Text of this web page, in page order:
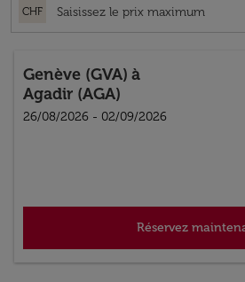
CHF
Genève (GVA) à
Agadir (AGA)
26/08/2026 - 02/09/2026
Réservez